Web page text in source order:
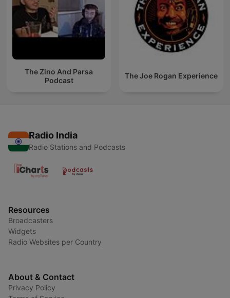
The Zino And Parsa
Podcast
The Joe Rogan Experience
Radio India
Radio Stations and Podcasts
Resources
Broadcasters
Widgets
Radio Websites per Country
About & Contact
Privacy Policy